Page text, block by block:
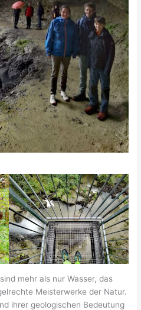
mehr als nur Wasser, das
Meisterwerke der Natur.
ihrer geologischen Bedeutung